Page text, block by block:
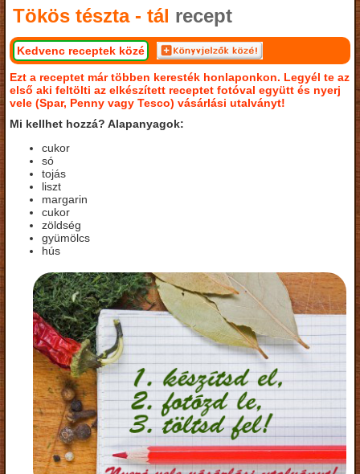
Tökös tészta - tál recept
Kedvenc receptek közé
Ezt a receptet már többen keresték honlaponkon. Legyél te az
első aki feltölti az elkészített receptet fotóval együtt és nyerj
vele (Spar, Penny vagy Tesco) vásárlási utalványt!
Mi kellhet hozzá? Alapanyagok:
cukor
só
tojás
liszt
margarin
cukor
zöldség
gyümölcs
hús